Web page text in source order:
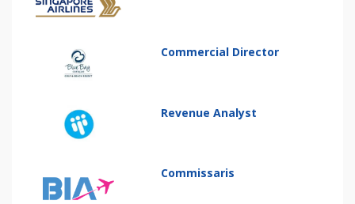
Commercial Director
Revenue Analyst
Commissaris